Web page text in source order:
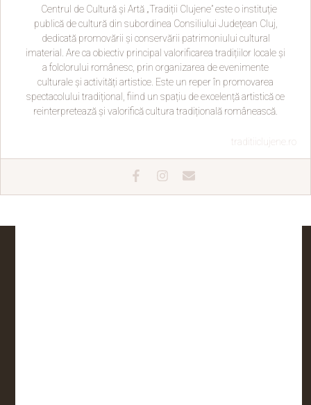
Centrul de Cultură și Artă „Tradiții Clujene” este o instituție
publică de cultură din subordinea Consiliului Județean Cluj,
dedicată promovării și conservării patrimoniului cultural
imaterial. Are ca obiectiv principal valorificarea tradițiilor locale și
a folclorului românesc, prin organizarea de evenimente
culturale și activități artistice. Este un reper în promovarea
spectacolului tradițional, fiind un spațiu de excelență artistică ce
reinterpretează și valorifică cultura tradițională românească.
traditiiclujene.ro